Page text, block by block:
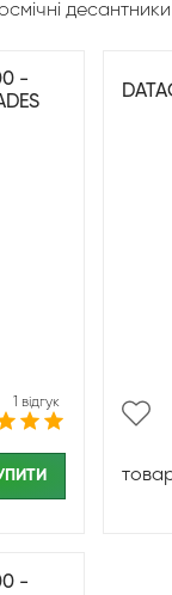
десантники
-
1 відгук
-